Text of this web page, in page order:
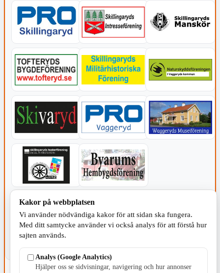
KOMMUNEN
Kakor på webbplatsen
Vi använder nödvändiga kakor för att sidan ska fungera.
Med ditt samtycke använder vi också analys för att förstå hur
sajten används.
Analys (Google Analytics)
Hjälper oss se sidvisningar, navigering och hur annonser